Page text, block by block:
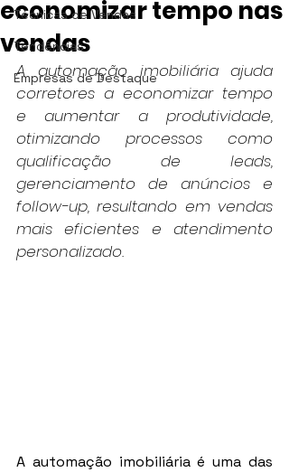
Técnicas de Vendas
Tendências
Empresas de Destaque
economizar tempo nas
vendas
A automação imobiliária ajuda
corretores a economizar tempo
e aumentar a produtividade,
otimizando processos como
qualificação de leads,
gerenciamento de anúncios e
follow-up, resultando em vendas
mais eficientes e atendimento
personalizado.
A automação imobiliária é uma das